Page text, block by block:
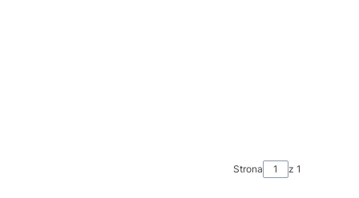
Strona z 1